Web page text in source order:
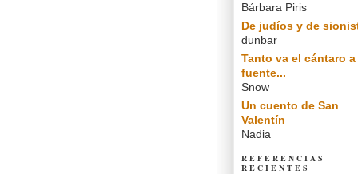
Bárbara Piris
De judíos y de
dunbar
Tanto va el cántaro a
fuente...
Snow
Un cuento de San
Valentín
Nadia
REFERENCIAS
RECIENTES